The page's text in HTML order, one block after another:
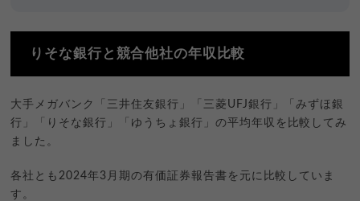
りそな銀行と競合他社の年収比較
大手メガバンク「三井住友銀行」「三菱UFJ銀行」「みずほ銀
行」「りそな銀行」「ゆうちょ銀行」の平均年収を比較してみ
ました。
各社とも2024年3月期の有価証券報告書を元に比較していま
す。